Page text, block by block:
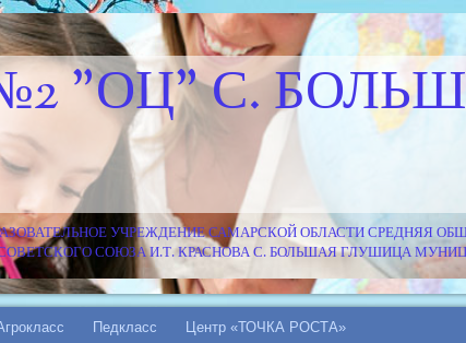
"ОЦ" С.
УЧРЕЖДЕНИЕ САМАРСКОЙ ОБЛАСТИ СРЕДНЯЯ
СОВЕТСКОГО СОЮЗА И.Т. КРАСНОВА С. БОЛЬШАЯ ГЛУШИЦА
Педкласс Центр «ТОЧКА РОСТА»